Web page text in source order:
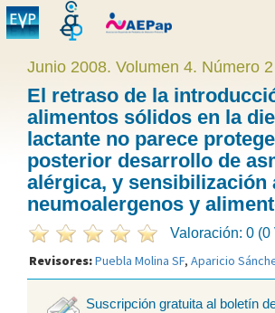
Junio 2008. Volumen 4. Número 2
El retraso de la
alimentos sólidos en la
lactante no parece
posterior desarrollo de
alérgica, y sensibilización
neumoalergenos y
Valoración: 0 (0
Revisores:Puebla Molina SF, Aparicio
Suscripción gratuita al boletín